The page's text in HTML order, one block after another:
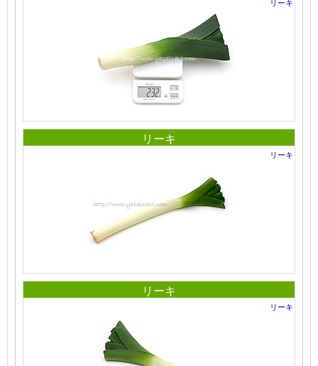
リーキ
リーキ
リーキ
リーキ